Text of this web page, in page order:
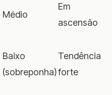
Médio
Em
ascensão
Baixo
(sobreponha)
Tendência
forte